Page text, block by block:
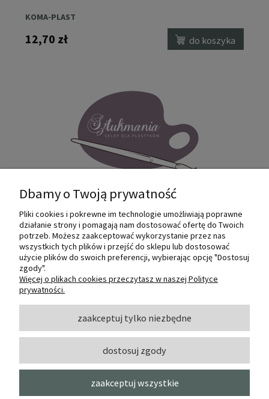
KOMA-PLAST
12,70 zł do koszyka
Internetowy sklep dla plastyków
SZTUKMANIA. Profesjonalne artykuły dla
małych i dużych artystów.
O NAS
INFORMACJE I POMOC
MOJE KONTO
Dbamy o Twoją prywatność
Pliki cookies i pokrewne im technologie umożliwiają poprawne
działanie strony i pomagają nam dostosować ofertę do Twoich
potrzeb. Możesz zaakceptować wykorzystanie przez nas
wszystkich tych plików i przejść do sklepu lub dostosować
użycie plików do swoich preferencji, wybierając opcję "Dostosuj
zgody".
Więcej o plikach cookies przeczytasz w naszej Polityce
prywatności.
zaakceptuj tylko niezbędne
dostosuj zgody
zaakceptuj wszystkie